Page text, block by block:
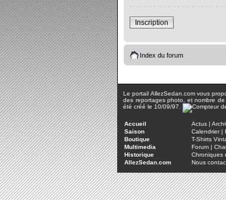
Inscription
Index du forum
Le portail AllezSedan.com vous
des reportages photo, et nombre
été créé le 10/09/97.
Accueil Actus |
Saison
Calendrier|
Boutique
T-Shirts
Multimedia
Forum |
Historique
Chroniques
AllezSedan.com
Nous